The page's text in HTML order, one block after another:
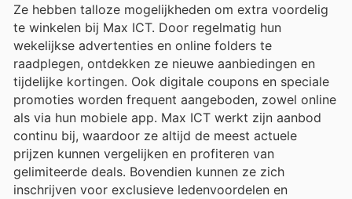
Ze hebben talloze mogelijkheden om extra voordelig
te winkelen bij Max ICT. Door regelmatig hun
wekelijkse advertenties en online folders te
raadplegen, ontdekken ze nieuwe aanbiedingen en
tijdelijke kortingen. Ook digitale coupons en speciale
promoties worden frequent aangeboden, zowel online
als via hun mobiele app. Max ICT werkt zijn aanbod
continu bij, waardoor ze altijd de meest actuele
prijzen kunnen vergelijken en profiteren van
gelimiteerde deals. Bovendien kunnen ze zich
inschrijven voor exclusieve ledenvoordelen en